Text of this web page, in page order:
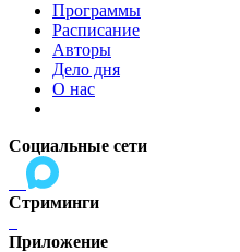
Программы
Расписание
Авторы
Дело дня
О нас
Социальные сети
Стриминги
Приложение